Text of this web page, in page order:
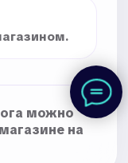
можно
на